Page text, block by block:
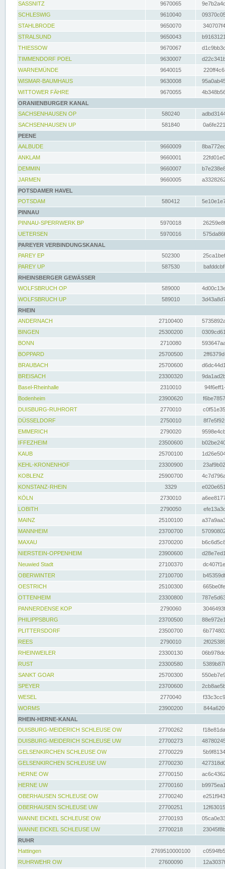
SASSNITZ
9670065
SCHLESWIG
9610040
STAHLBRODE
9650070
STRALSUND
9650043
THIESSOW
9670067
TIMMENDORF POEL
9630007
WARNEMÜNDE
9640015
WISMAR-BAUMHAUS
9630008
WITTOWER FÄHRE
9670055
ORANIENBURGER KANAL
SACHSENHAUSEN OP
580240
SACHSENHAUSEN UP
581840
PEENE
AALBUDE
9660009
ANKLAM
9660001
DEMMIN
9660007
JARMEN
9660005
POTSDAMER HAVEL
POTSDAM
580412
PINNAU
PINNAU-SPERRWERK BP
5970018
UETERSEN
5970016
PAREYER VERBINDUNGSKANAL
PAREY EP
502300
PAREY UP
587530
RHEINSBERGER GEWÄSSER
WOLFSBRUCH OP
589000
WOLFSBRUCH UP
589010
RHEIN
ANDERNACH
27100400
BINGEN
25300200
BONN
2710080
BOPPARD
25700500
BRAUBACH
25700600
BREISACH
23300320
Basel-Rheinhalle
2310010
Bodenheim
23900620
DUISBURG-RUHRORT
2770010
DÜSSELDORF
2750010
EMMERICH
2790020
IFFEZHEIM
23500600
KAUB
25700100
KEHL-KRONENHOF
23300900
KOBLENZ
25900700
KONSTANZ-RHEIN
3329
KÖLN
2730010
LOBITH
2790050
MAINZ
25100100
MANNHEIM
23700700
MAXAU
23700200
NIERSTEIN-OPPENHEIM
23900600
Neuwied Stadt
27100370
OBERWINTER
27100700
OESTRICH
25100300
OTTENHEIM
23300800
PANNERDENSE KOP
2790060
PHILIPPSBURG
23700500
PLITTERSDORF
23500700
REES
2790010
RHEINWEILER
23300130
RUST
23300580
SANKT GOAR
25700300
SPEYER
23700600
WESEL
2770040
WORMS
23900200
RHEIN-HERNE-KANAL
DUISBURG-MEIDERICH SCHLEUSE OW
27700262
DUISBURG-MEIDERICH SCHLEUSE UW
27700273
GELSENKIRCHEN SCHLEUSE OW
27700229
GELSENKIRCHEN SCHLEUSE UW
27700230
HERNE OW
27700150
HERNE UW
27700160
OBERHAUSEN SCHLEUSE OW
27700240
OBERHAUSEN SCHLEUSE UW
27700251
WANNE EICKEL SCHLEUSE OW
27700193
WANNE EICKEL SCHLEUSE UW
27700218
RUHR
Hattingen
2769510000100
RUHRWEHR OW
27600090